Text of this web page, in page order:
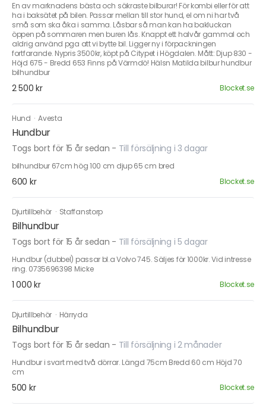
En av marknadens bästa och säkraste bilburar! För kombi eller för att
ha i baksätet på bilen. Passar mellan till stor hund, el om ni har två
små som ska åka i samma. Låsbar så man kan ha bakluckan
öppen på sommaren men buren lås. Knappt ett halvår gammal och
aldrig använd pga att vi bytte bil. Ligger ny i förpackningen
fortfarande. Nypris 3500kr, köpt på Citypet i Högdalen. Mått: Djup 830 -
Höjd 675 - Bredd 653 Finns på Värmdö! Hälsn Matilda bilbur hundbur
bilhundbur
2 500 kr Blocket.se
Hund ·Avesta
Hundbur
Togs bort för 15 år sedan - Till försäljning i 3 dagar
bilhundbur 67cm hög 100 cm djup 65 cm bred
600 kr Blocket.se
Djurtillbehör · Staffanstorp
Bilhundbur
Togs bort för 15 år sedan - Till försäljning i 5 dagar
Hundbur (dubbel) passar bl.a Volvo 745. Säljes för 1000kr. Vid intresse
ring. 0735696398 Micke
1 000 kr Blocket.se
Djurtillbehör · Härryda
Bilhundbur
Togs bort för 15 år sedan - Till försäljning i 2 månader
Hundbur i svart med två dörrar. Längd 75cm Bredd 60 cm Höjd 70
cm
500 kr Blocket.se